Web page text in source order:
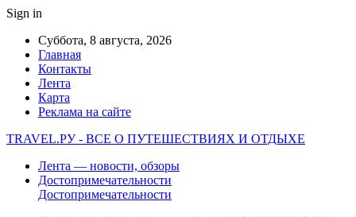
Sign in
Суббота, 8 августа, 2026
Главная
Контакты
Лента
Карта
Реклама на сайте
TRAVEL.РУ - ВСЕ О ПУТЕШЕСТВИЯХ И ОТДЫХЕ
Лента — новости, обзоры
Достопримечательности
Достопримечательности